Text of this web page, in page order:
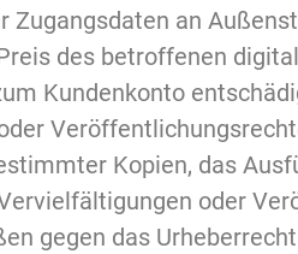
Zugangsdaten an
des betroffenen
Kundenkonto
Kopien, das
oder
gegen das